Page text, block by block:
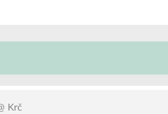
Krč